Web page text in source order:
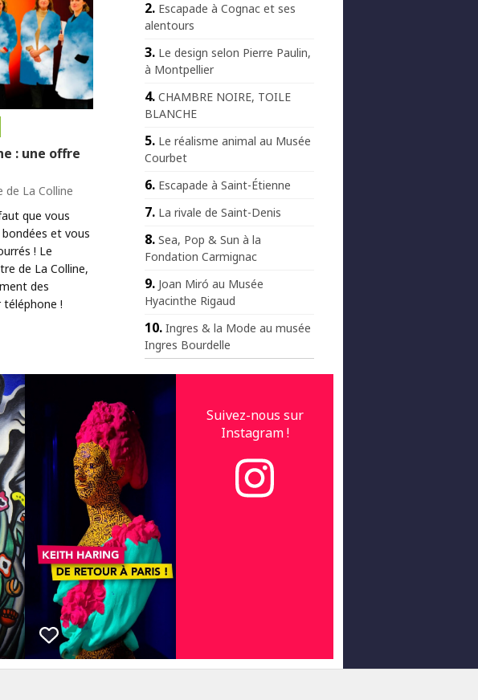
: une offre
de La Colline
que vous
et vous
! Le
de La Colline,
des
!
Escapade à Cognac et ses
alentours
Le design selon Pierre Paulin,
à Montpellier
CHAMBRE NOIRE, TOILE
BLANCHE
Le réalisme animal au Musée
Courbet
Escapade à Saint-Étienne
La rivale de Saint-Denis
Sea, Pop & Sun à la
Fondation Carmignac
Joan Miró au Musée
Hyacinthe Rigaud
Ingres & la Mode au musée
Ingres Bourdelle
Suivez-nous sur
Instagram !